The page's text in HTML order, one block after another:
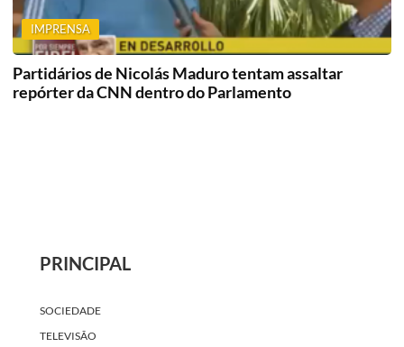
IMPRENSA
Partidários de Nicolás Maduro tentam assaltar
repórter da CNN dentro do Parlamento
PRINCIPAL
SOCIEDADE
TELEVISÃO